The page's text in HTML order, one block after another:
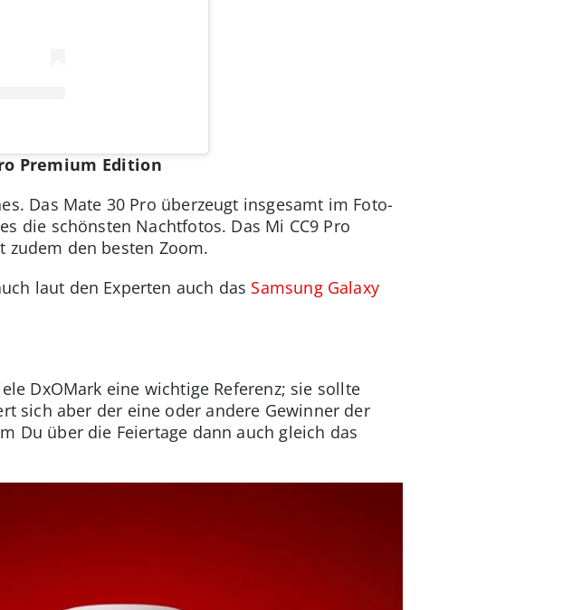
Premium Edition
Das Mate 30 Pro überzeugt insgesamt im Foto-
die schönsten Nachtfotos. Das Mi CC9 Pro
zudem den besten Zoom.
laut den Experten auch das Samsung Galaxy
DxOMark eine wichtige Referenz; sie sollte
sich aber der eine oder andere Gewinner der
Du über die Feiertage dann auch gleich das